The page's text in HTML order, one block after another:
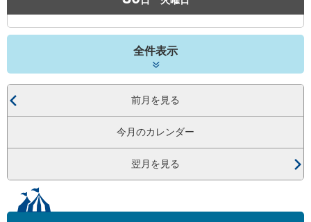
全件表示
前月を見る
今月のカレンダー
翌月を見る